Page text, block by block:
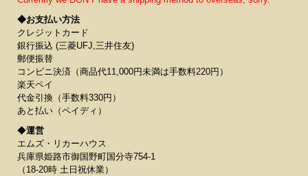
◆お支払い方法
クレジットカード
銀行振込 (三菱UFJ,三井住友)
郵便振替
コンビニ決済（商品代11,000円未満は手数料220円）
楽天ペイ
代金引換（手数料330円）
あと払い（ペイディ）
◆運営
エムズ・リカーハウス
兵庫県姫路市御国野町国分寺754-1
（18-20時 土日祝休業）